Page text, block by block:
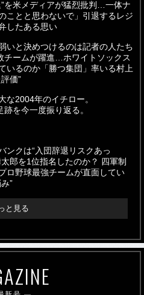
”を米メディアが猛烈批判…一体ナ
ことと思わないで」引退するレジ
したある思い
いと決めつけるのは記者の人たち
チームが躍進…ホワイトソックス
いるのか「勝つ集団」率いる村上
価”
な2004年のイチロー。
を今一度振り返る。
ンクは“入団辞退リスクあっ
太郎を1位指名したのか？ 四軍制
ロ野球最強チームが直面してい
”
と見る